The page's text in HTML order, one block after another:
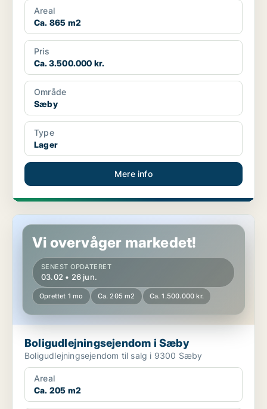
Areal
Ca. 865 m2
Pris
Ca. 3.500.000 kr.
Område
Sæby
Type
Lager
Mere info
Boligudlejningsejendom i Sæby
Vi overvåger markedet!
SENEST OPDATERET
03.02 • 26 jun.
Oprettet 1 mo Ca. 205 m2 Ca. 1.500.000 kr.
Boligudlejningsejendom i Sæby
Boligudlejningsejendom til salg i 9300 Sæby
Areal
Ca. 205 m2